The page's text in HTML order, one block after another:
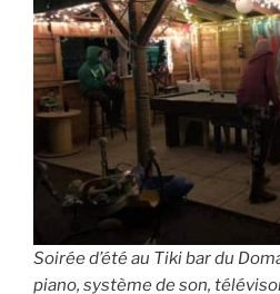
Soirée d’été au Tiki bar du
piano, système de son,